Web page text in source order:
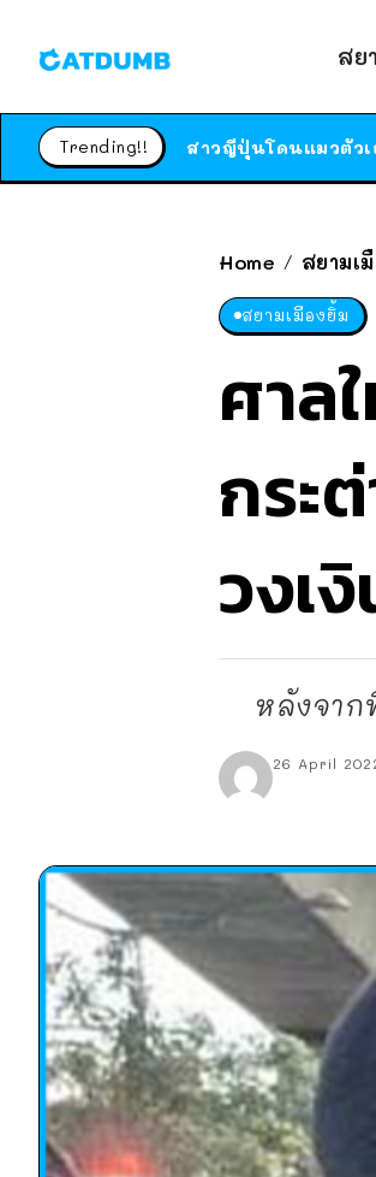
สย
Trending!!
Home / สยามเ
สยามเมืองยิ้ม
ศาล
กระ
วงเ
หลังจาก
26 April